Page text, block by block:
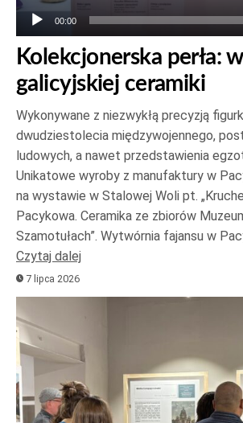
00:00
Kolekcjonerska perła:
galicyjskiej ceramiki
Wykonywane z niezwykłą precyzją
dwudziestolecia międzywojennego,
ludowych, a nawet przedstawienia
Unikatowe wyroby z manufaktury w
na wystawie w Stalowej Woli pt.
Pacykowa. Ceramika ze zbiorów
Szamotułach”. Wytwórnia fajansu w
Czytaj dalej
7 lipca 2026
plików
dźwiękowych